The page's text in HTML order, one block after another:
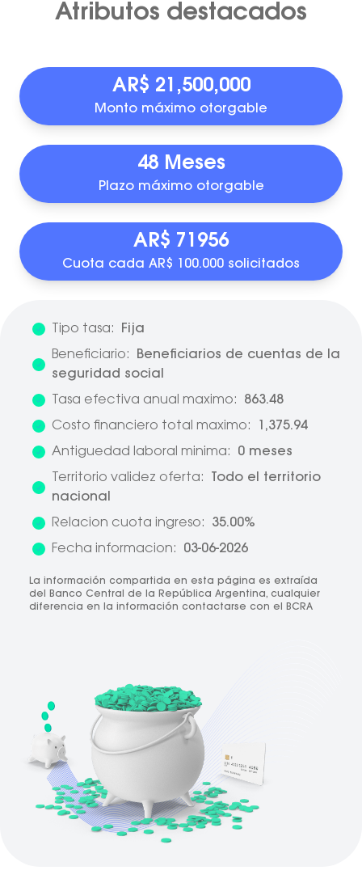
Atributos destacados
AR$ 21,500,000
Monto máximo otorgable
48 Meses
Plazo máximo otorgable
AR$ 71956
Cuota cada AR$ 100.000 solicitados
Tipo tasa:
Fija
Beneficiario:
Beneficiarios de cuentas de la
seguridad social
Tasa efectiva anual maximo:
863.48
Costo financiero total maximo:
1,375.94
Antiguedad laboral minima:
0 meses
Territorio validez oferta:
Todo el territorio
nacional
Relacion cuota ingreso:
35.00%
Fecha informacion:
03-06-2026
La información compartida en esta página es extraída
del Banco Central de la República Argentina, cualquier
diferencia en la información contactarse con el BCRA